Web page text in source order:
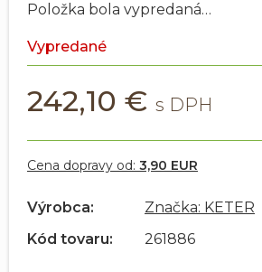
Vypredané
242,10 €
Položka bola vypredaná…
Cena dopravy od: 3,90 EUR
Výrobca:
Značka: KETER
Kód tovaru:
261886